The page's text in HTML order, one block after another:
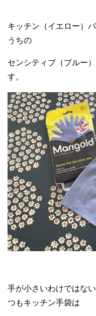
キッチン（イエロー）
うちの
センシティブ（ブルー
す。
手が小さいわけではな
つもキッチン手袋は